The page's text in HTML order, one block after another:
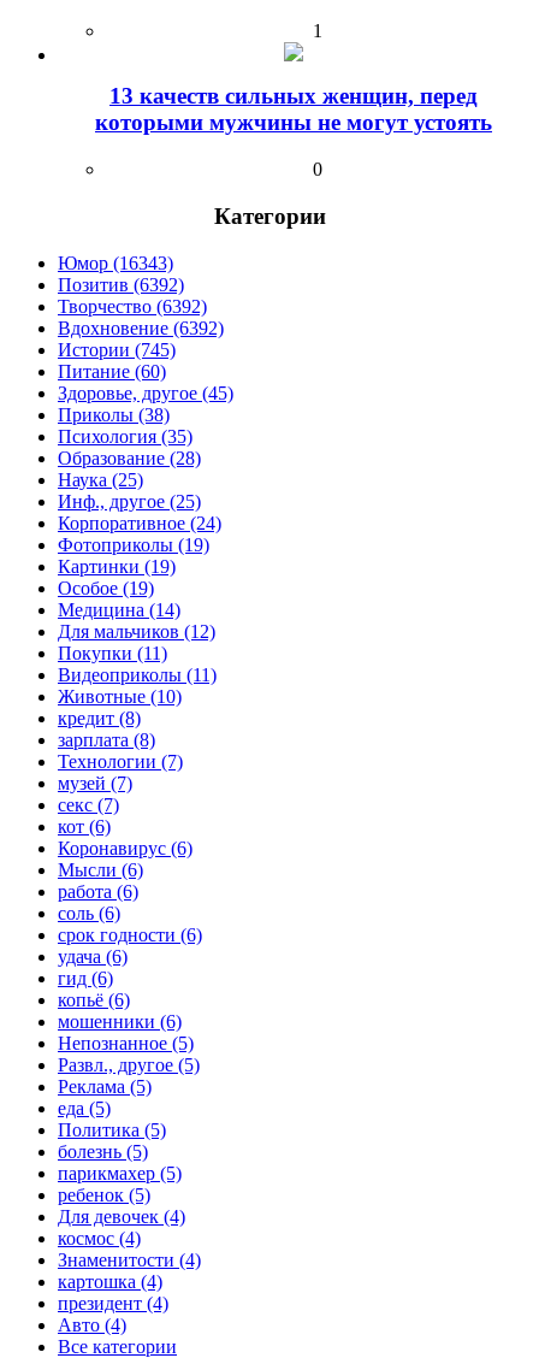
1
13 качеств сильных женщин, перед
которыми мужчины не могут устоять
0
Категории
Юмор (16343)
Позитив (6392)
Творчество (6392)
Вдохновение (6392)
Истории (745)
Питание (60)
Здоровье, другое (45)
Приколы (38)
Психология (35)
Образование (28)
Наука (25)
Инф., другое (25)
Корпоративное (24)
Фотоприколы (19)
Картинки (19)
Особое (19)
Медицина (14)
Для мальчиков (12)
Покупки (11)
Видеоприколы (11)
Животные (10)
кредит (8)
зарплата (8)
Технологии (7)
музей (7)
секс (7)
кот (6)
Коронавирус (6)
Мысли (6)
работа (6)
соль (6)
срок годности (6)
удача (6)
гид (6)
копьё (6)
мошенники (6)
Непознанное (5)
Развл., другое (5)
Реклама (5)
еда (5)
Политика (5)
болезнь (5)
парикмахер (5)
ребенок (5)
Для девочек (4)
космос (4)
Знаменитости (4)
картошка (4)
президент (4)
Авто (4)
Все категории